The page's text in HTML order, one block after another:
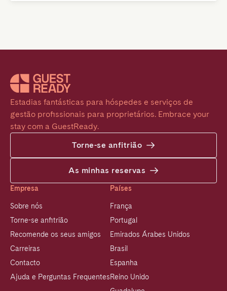
Estadias fantásticas para hóspedes e serviços de
gestão profissionais para proprietários. Embrace your
stay com a GuestReady.
Torne-se anfitrião
As minhas reservas
Empresa
Sobre nós
Torne-se anfitrião
Recomende os seus amigos
Carreiras
Contacto
Ajuda e Perguntas Frequentes
Países
França
Portugal
Emirados Árabes Unidos
Brasil
Espanha
Reino Unido